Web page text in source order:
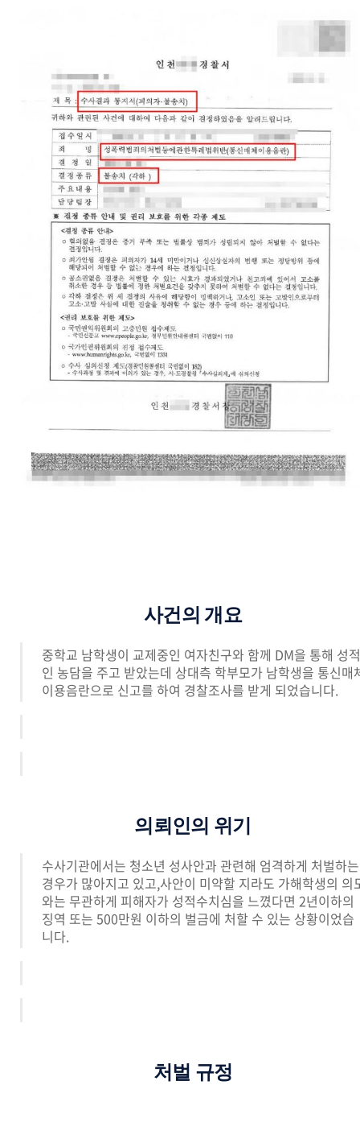
사건의 개요
중학교 남학생이 교제중인 여자친구와 함께 DM을 통해 성적
인 농담을 주고 받았는데 상대측 학부모가 남학생을 통신매
이용음란으로 신고를 하여 경찰조사를 받게 되었습니다.
의뢰인의 위기
수사기관에서는 청소년 성사안과 관련해 엄격하게 처벌하는
경우가 많아지고 있고,사안이 미약할 지라도 가해학생의 의
와는 무관하게 피해자가 성적수치심을 느꼈다면 2년이하의
징역 또는 500만원 이하의 벌금에 처할 수 있는 상황이었습
니다.
처벌 규정